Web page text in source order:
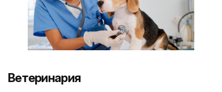
Ветеринария